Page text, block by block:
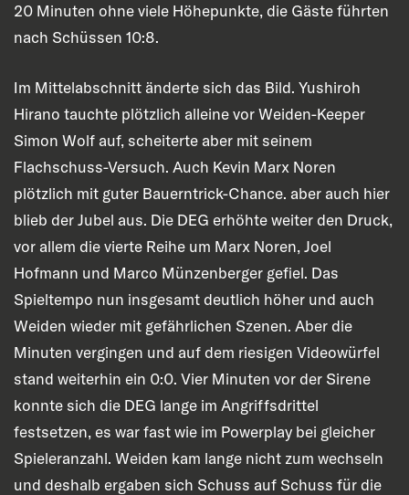
20 Minuten ohne viele Höhepunkte, die Gäste führten
nach Schüssen 10:8.
Im Mittelabschnitt änderte sich das Bild. Yushiroh
Hirano tauchte plötzlich alleine vor Weiden-Keeper
Simon Wolf auf, scheiterte aber mit seinem
Flachschuss-Versuch. Auch Kevin Marx Noren
plötzlich mit guter Bauerntrick-Chance. aber auch hier
blieb der Jubel aus. Die DEG erhöhte weiter den Druck,
vor allem die vierte Reihe um Marx Noren, Joel
Hofmann und Marco Münzenberger gefiel. Das
Spieltempo nun insgesamt deutlich höher und auch
Weiden wieder mit gefährlichen Szenen. Aber die
Minuten vergingen und auf dem riesigen Videowürfel
stand weiterhin ein 0:0. Vier Minuten vor der Sirene
konnte sich die DEG lange im Angriffsdrittel
festsetzen, es war fast wie im Powerplay bei gleicher
Spieleranzahl. Weiden kam lange nicht zum wechseln
und deshalb ergaben sich Schuss auf Schuss für die